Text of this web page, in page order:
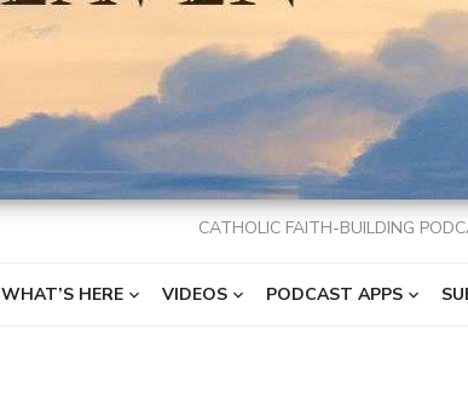
CATHOLIC FAITH-BUILDING
WHAT’S HERE VIDEOS PODCAST APPS